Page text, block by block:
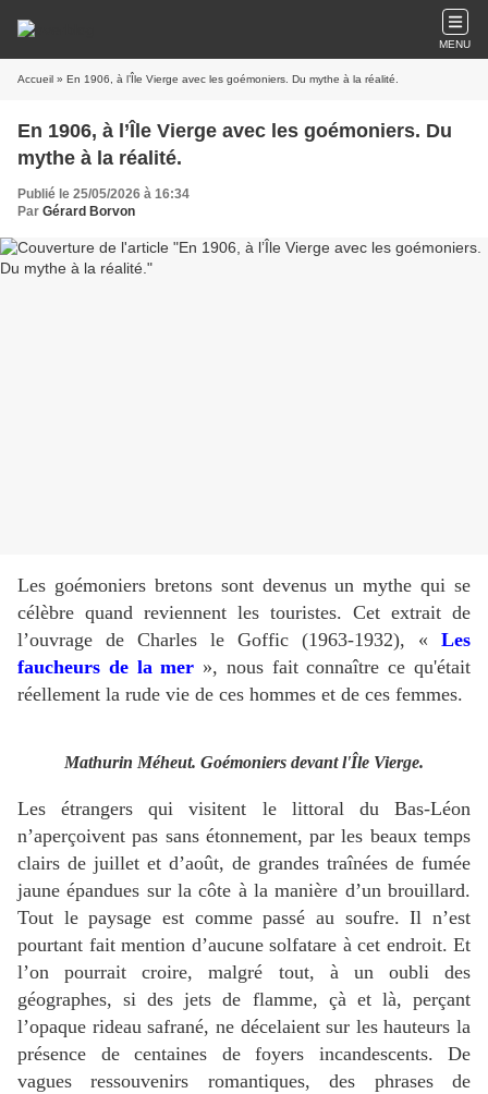
MENU
Accueil » En 1906, à l’Île Vierge avec les goémoniers. Du mythe à la réalité.
En 1906, à l’Île Vierge avec les goémoniers. Du
mythe à la réalité.
Publié le 25/05/2026 à 16:34
Par Gérard Borvon
Les goémoniers bretons sont devenus un mythe qui se
célèbre quand reviennent les touristes. Cet extrait de
l’ouvrage de Charles le Goffic (1963-1932), « Les
faucheurs de la mer », nous fait connaître ce qu'était
réellement la rude vie de ces hommes et de ces femmes.
Mathurin Méheut. Goémoniers devant l'Île Vierge.
Les étrangers qui visitent le littoral du Bas-Léon
n’aperçoivent pas sans étonnement, par les beaux temps
clairs de juillet et d’août, de grandes traînées de fumée
jaune épandues sur la côte à la manière d’un brouillard.
Tout le paysage est comme passé au soufre. Il n’est
pourtant fait mention d’aucune solfatare à cet endroit. Et
l’on pourrait croire, malgré tout, à un oubli des
géographes, si des jets de flamme, çà et là, perçant
l’opaque rideau safrané, ne décelaient sur les hauteurs la
présence de centaines de foyers incandescents. De
vagues ressouvenirs romantiques, des phrases de